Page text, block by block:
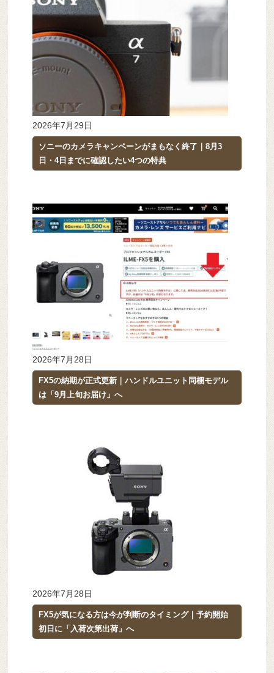
2026年7月29日
ソニーのカメラキャンペーンがまもなく終了｜8月3
日・4日までに確認したい4つの特典
2026年7月28日
FX5の納期が正式更新｜ハンドルユニット同梱モデル
は「9月上旬お届け」へ
2026年7月28日
FX5が気になる方は今が判断のタイミング｜予約開始
初日に「入荷次第出荷」へ